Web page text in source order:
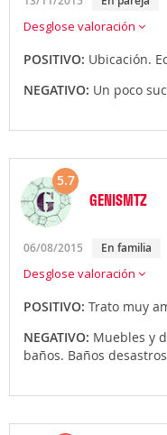
Desglose valoración
POSITIVO: Ubicación.
NEGATIVO: Un poco
5.7
GENISMTZ
06/08/2015 En familia
Desglose valoración
POSITIVO: Trato muy
NEGATIVO: Muebles y
baños. Baños